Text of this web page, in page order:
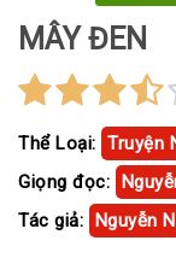
MÂY ĐEN
Thể Loại: Truyện
Giọng đọc:
Tác giả: Nguyễn